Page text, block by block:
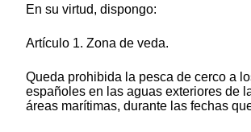
En su virtud, dispongo:
Artículo 1. Zona de veda.
Queda prohibida la pesca de cerco a
españoles en las aguas exteriores de
áreas marítimas, durante las fechas